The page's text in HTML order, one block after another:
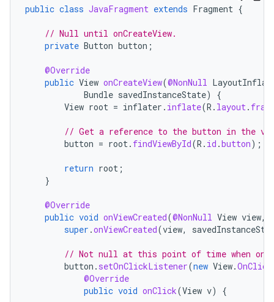
public class JavaFragment extends Fragment {
// Null until onCreateView.
private Button button ;
@Override
public View onCreateView(@NonNull
Bundle savedInstanceState)
{
View root = inflater . inflate(R . layout.
// Get a reference to the button in the
button = root. findViewById(R . id .button);
return root ;
}
@Override
public void onViewCreated(@NonNull View view,
super .onViewCreated(view,
// Not null at this point of time when
button . setOnClickListener(new View.
@Override
public void onClick(View v)
{